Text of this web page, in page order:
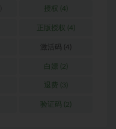
授权 (4)
正版授权 (4)
激活码 (4)
白嫖 (2)
退费 (3)
验证码 (2)